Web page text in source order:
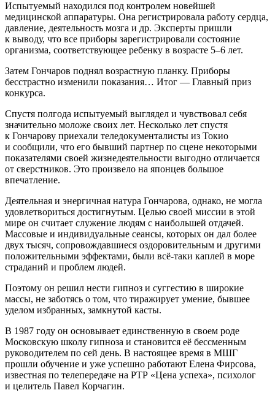
Испытуемый находился под контролем новейшей
медицинской аппаратуры. Она регистрировала работу сердца,
давление, деятельность мозга и др. Эксперты пришли
к выводу, что все приборы зарегистрировали состояние
организма, соответствующее ребенку в возрасте 5–6 лет.
Затем Гончаров поднял возрастную планку. Приборы
бесстрастно изменили показания… Итог — Главный приз
конкурса.
Спустя полгода испытуемый выглядел и чувствовал себя
значительно моложе своих лет. Несколько лет спустя
к Гончарову приехали теледокументалисты из Токио
и сообщили, что его бывший партнер по сцене некоторыми
показателями своей жизнедеятельности выгодно отличается
от сверстников. Это произвело на японцев большое
впечатление.
Деятельная и энергичная натура Гончарова, однако, не могла
удовлетвориться достигнутым. Целью своей миссии в этой
мире он считает служение людям с наибольшей отдачей.
Массовые и индивидуальные сеансы, которых он дал более
двух тысяч, сопровождавшиеся оздоровительным и другими
положительными эффектами, были всё-таки каплей в море
страданий и проблем людей.
Поэтому он решил нести гипноз и суггестию в широкие
массы, не заботясь о том, что тиражирует умение, бывшее
уделом избранных, замкнутой касты.
В 1987 году он основывает единственную в своем роде
Московскую школу гипноза и становится её бессменным
руководителем по сей день. В настоящее время в МШГ
прошли обучение и уже успешно работают Елена Фирсова,
известная по телепередаче на РТР «Цена успеха», психолог
и целитель Павел Корчагин.